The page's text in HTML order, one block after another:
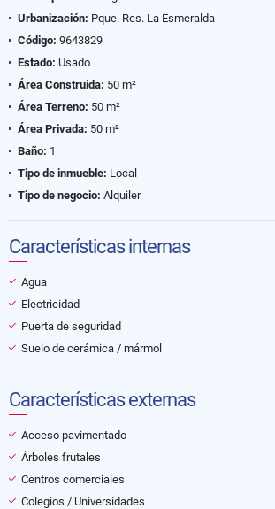
Urbanización: Pque. Res. La Esmeralda
Código: 9643829
Estado: Usado
Área Construida: 50 m²
Área Terreno: 50 m²
Área Privada: 50 m²
Baño: 1
Tipo de inmueble: Local
Tipo de negocio: Alquiler
Características internas
Agua
Electricidad
Puerta de seguridad
Suelo de cerámica / mármol
Características externas
Acceso pavimentado
Árboles frutales
Centros comerciales
Colegios / Universidades